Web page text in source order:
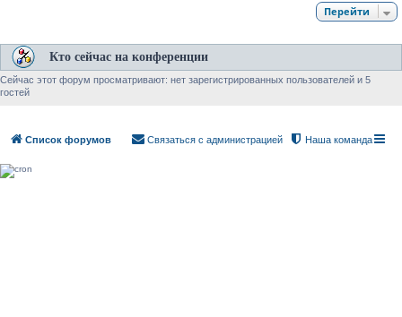
Перейти
Кто сейчас на конференции
Сейчас этот форум просматривают: нет зарегистрированных пользователей и 5
гостей
Список форумов Наша команда
Связаться с администрацией